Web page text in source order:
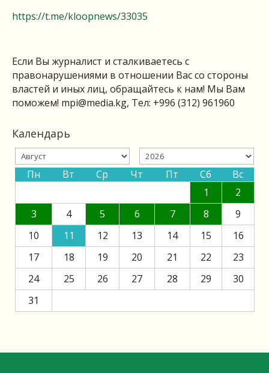
https://t.me/kloopnews/33035
Если Вы журналист и сталкиваетесь с
правонарушениями в отношении Вас со стороны
властей и иных лиц, обращайтесь к нам! Мы Вам
поможем! mpi@media.kg, Тел: +996 (312) 961960
Календарь
Пн Вт Ср Чт Пт Сб
Вс
1
2
3
4 5 6 7 8
9
10
11 12 13 14 15
16
17
18 19 20 21 22
23
24
25 26 27 28 29
30
31